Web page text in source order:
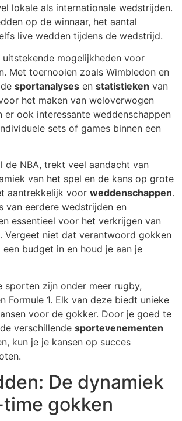
lokale als internationale wedstrijden.
op de winnaar, het aantal
live wedden tijdens de wedstrijd.
mogelijkheden voor
Met toernooien zoals Wimbledon en
sportanalyses en statistieken van
het maken van weloverwogen
er ook interessante weddenschappen
sets of games binnen een
de NBA, trekt veel aandacht van
van het spel en de kans op grote
aantrekkelijk voor weddenschappen.
van eerdere wedstrijden en
essentieel voor het verkrijgen van
. Vergeet niet dat verantwoord gokken
budget in en houd je aan je
sporten zijn onder meer rugby,
Formule 1. Elk van deze biedt unieke
voor de gokker. Door je goed te
verschillende sportevenementen
kun je je kansen op succes
De dynamiek
gokken